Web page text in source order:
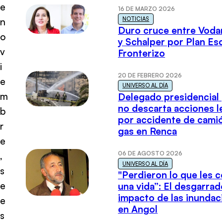
e
n
o
v
i
e
m
b
r
e
,
s
e
e
s
16 DE MARZO 2026
NOTICIAS
Duro cruce entre
y Schalper por Plan
Fronterizo
20 DE FEBRERO 2026
UNIVERSO AL DÍA
Delegado presidencial
no descarta acciones
por accidente de
gas en Renca
06 DE AGOSTO 2026
UNIVERSO AL DÍA
"Perdieron lo que les
una vida”: El
impacto de las
en Angol